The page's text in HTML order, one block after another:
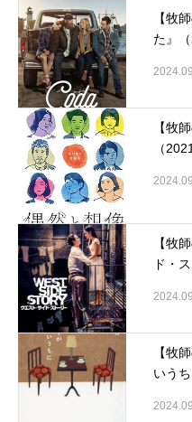
【牧
た』（
【牧
（
【牧
ド・
【牧
いう